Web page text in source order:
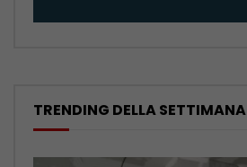
TRENDING DELLA SETTIMANA